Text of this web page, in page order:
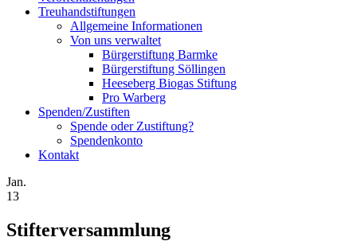
Treuhandstiftungen
Allgemeine Informationen
Von uns verwaltet
Bürgerstiftung Barmke
Bürgerstiftung Söllingen
Heeseberg Biogas Stiftung
Pro Warberg
Spenden/Zustiften
Spende oder Zustiftung?
Spendenkonto
Kontakt
Jan.
13
Stifterversammlung